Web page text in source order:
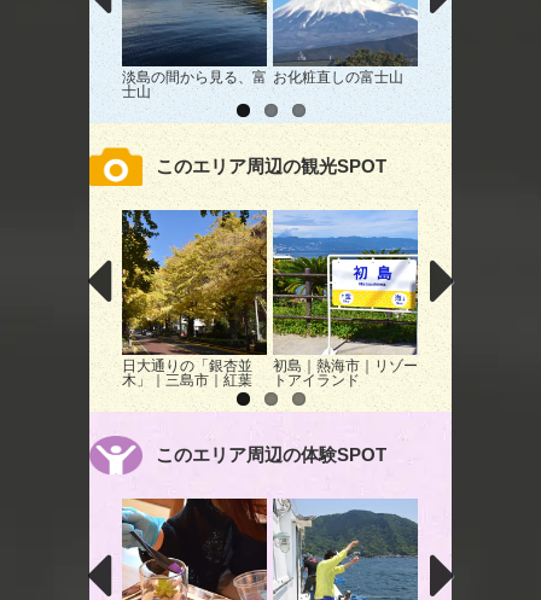
淡島の間から見る、富
士山
お化粧直しの富士山
このエリア周辺の観光SPOT
日大通りの「銀杏並
木」｜三島市｜紅葉
初島｜熱海市｜リゾー
トアイランド
熱海城｜熱海市
施設
このエリア周辺の体験SPOT